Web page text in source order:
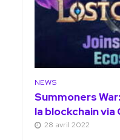
NEWS
Summoners
la blockchain via
28 avril 2022